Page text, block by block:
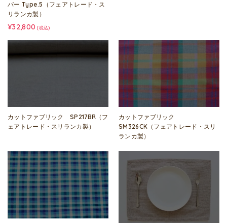
バー Type.5（フェアトレード・ス
リランカ製）
¥32,800 (税込)
カットファブリック SP217BR（フ
ェアトレード・スリランカ製）
カットファブリック
SM326CK（フェアトレード・スリ
ランカ製）